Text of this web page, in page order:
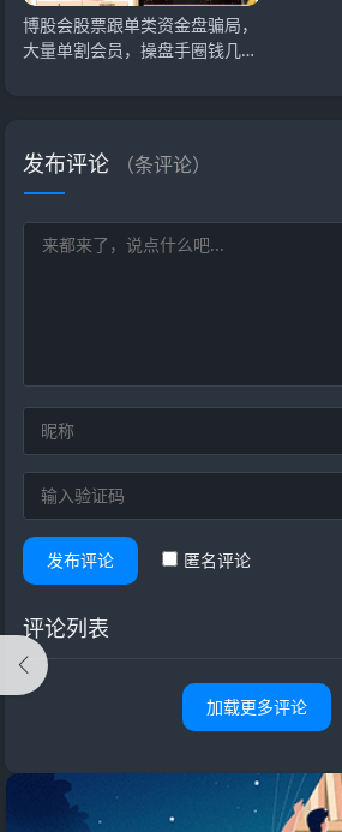
博股会股票跟单类资金盘骗局，
大量单割会员，操盘手圈钱几千
发布评论 （条评论）
发布评论 匿名评论
评论列表
加载更多评论